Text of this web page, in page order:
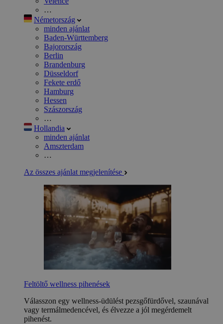
…
Németország
minden ajánlat
Baden-Württemberg
Bajorország
Berlin
Brandenburg
Düsseldorf
Fekete erdő
Hamburg
Hessen
Szászország
…
Hollandia
minden ajánlat
Amszterdam
…
Az összes ajánlat megjelenítése
Feltöltő wellness pihenések
Válasszon egy wellness-üdülést pezsgőfürdővel, szaunával
vagy termálmedencével, és élvezze a jól megérdemelt
pihenést.